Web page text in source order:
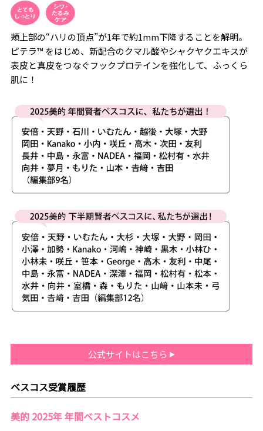
頰上部の“ハリの頂点”が1年で約1mm下降することを解明。
ピテラ™ をはじめ、新配合のクマル酸やシャクヤクエキスが
表皮と真皮をつなぐフックプロテインを強化して、ふっくら
肌に！
公式サイトはこちら
ベスコス受賞履歴
美的 2025年 年間ベストコスメ